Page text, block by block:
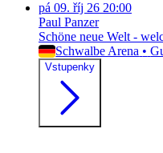
pá 09. říj 26 20:00
Paul Panzer
Schöne neue Welt -
Schwalbe Arena •
Vstupenky